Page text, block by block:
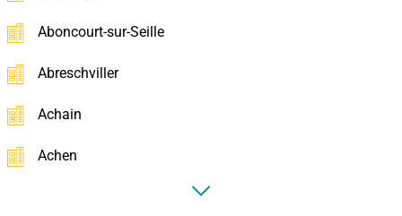
Aboncourt-sur-Seille
Abreschviller
Achain
Achen